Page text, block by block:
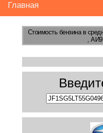
Главная
Стоимость бензинав
,